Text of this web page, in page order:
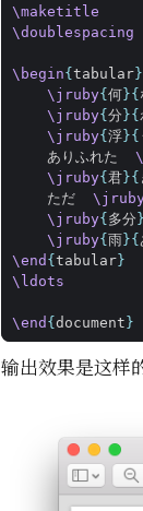
\maketitle
\doublespacing
\begin{tabular
\jruby{何}{
\jruby{分}{
\jruby{浮}{
    ありふれた
\jruby{君}{
    ただ
\jruby{多分
\jruby{雨}{
\end {tabular}
\ldots
\end {document}
输出效果是这样的